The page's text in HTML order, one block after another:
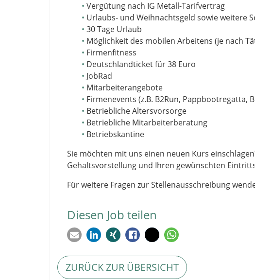
Vergütung nach IG Metall-Tarifvertrag
Urlaubs- und Weihnachtsgeld sowie weitere
30 Tage Urlaub
Möglichkeit des mobilen Arbeitens (je nach
Firmenfitness
Deutschlandticket für 38 Euro
JobRad
Mitarbeiterangebote
Firmenevents (z.B. B2Run, Pappbootregatta,
Betriebliche Altersvorsorge
Betriebliche Mitarbeiterberatung
Betriebskantine
Sie möchten mit uns einen neuen Kurs
Gehaltsvorstellung und Ihren gewünschten
Für weitere Fragen zur Stellenausschreibung
Diesen Job teilen
ZURÜCK ZUR ÜBERSICHT